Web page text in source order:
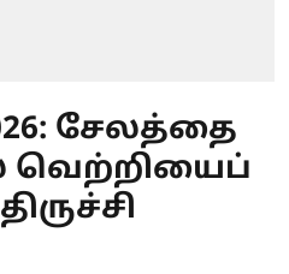
சேலத்தை
வெற்றியைப்